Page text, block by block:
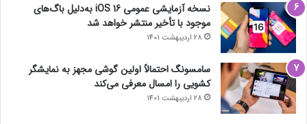
نسخه آزمایشی عمومی iOS 16 به‌دلیل باگ‌های
موجود با تأخیر منتشر خواهد شد
28 اردیبهشت 1401
سامسونگ احتمالاً اولین گوشی مجهز به نمایشگر
کشویی را امسال معرفی می‌کند
28 اردیبهشت 1401